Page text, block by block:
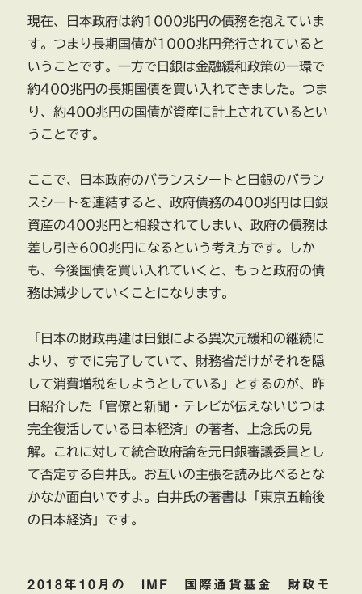
現在、日本政府は約1000兆円の債務を抱えていま
す。つまり長期国債が1000兆円発行されていると
いうことです。一方で日銀は金融緩和政策の一環で
約400兆円の長期国債を買い入れてきました。つま
り、約400兆円の国債が資産に計上されているとい
うことです。
ここで、日本政府のバランスシートと日銀のバラン
スシートを連結すると、政府債務の400兆円は日銀
資産の400兆円と相殺されてしまい、政府の債務は
差し引き600兆円になるという考え方です。しか
も、今後国債を買い入れていくと、もっと政府の債
務は減少していくことになります。
「日本の財政再建は日銀による異次元緩和の継続に
より、すでに完了していて、財務省だけがそれを隠
して消費増税をしようとしている」とするのが、昨
日紹介した「官僚と新聞・テレビが伝えないじつは
完全復活している日本経済」の著者、上念氏の見
解。これに対して統合政府論を元日銀審議委員とし
て否定する白井氏。お互いの主張を読み比べるとな
かなか面白いですよ。白井氏の著書は「東京五輪後
の日本経済」です。
2018年10月の IMF 国際通貨基金 財政モ